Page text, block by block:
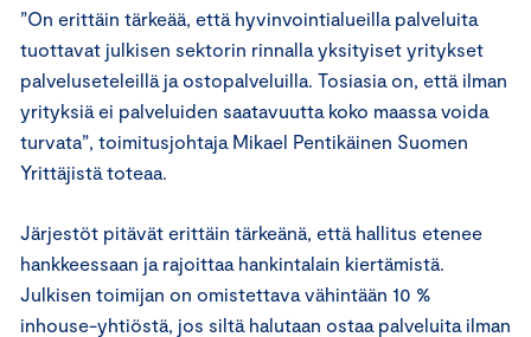
”On erittäin tärkeää, että hyvinvointialueilla palveluita
tuottavat julkisen sektorin rinnalla yksityiset yritykset
palveluseteleillä ja ostopalveluilla. Tosiasia on, että ilman
yrityksiä ei palveluiden saatavuutta koko maassa voida
turvata”, toimitusjohtaja Mikael Pentikäinen Suomen
Yrittäjistä toteaa.
Järjestöt pitävät erittäin tärkeänä, että hallitus etenee
hankkeessaan ja rajoittaa hankintalain kiertämistä.
Julkisen toimijan on omistettava vähintään 10 %
inhouse-yhtiöstä, jos siltä halutaan ostaa palveluita ilman